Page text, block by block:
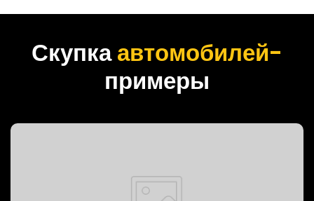
Скупкаавтомобилей-
примеры